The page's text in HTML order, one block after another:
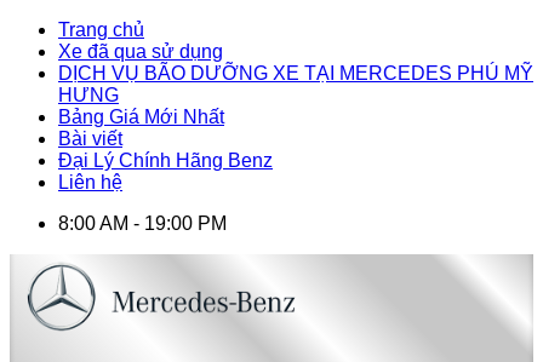
Trang chủ
Xe đã qua sử dụng
DỊCH VỤ BÃO DƯỠNG XE TẠI MERCEDES PHÚ MỸ
HƯNG
Bảng Giá Mới Nhất
Bài viết
Đại Lý Chính Hãng Benz
Liên hệ
8:00 AM - 19:00 PM